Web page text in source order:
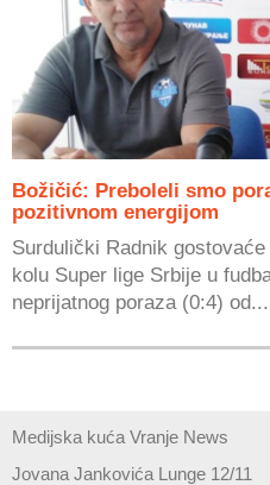
Božičić: Preboleli smo
pozitivnom energijom
Surdulički Radnik
kolu Super lige Srbije u
neprijatnog poraza (0:4) od...
Medijska kuća Vranje News
Jovana Jankovića Lunge 12/11